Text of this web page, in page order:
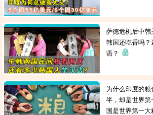
萨德危机后中
韩国还吃香吗？
语？
为什么印度的
半，却是世界
国是世界第一